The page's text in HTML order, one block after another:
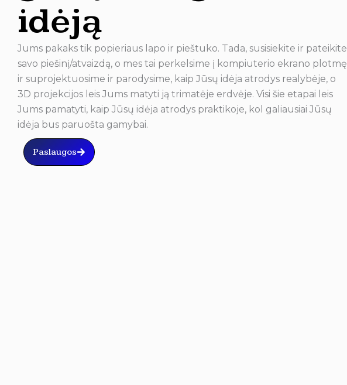
idėją
Jums pakaks tik popieriaus lapo ir pieštuko. Tada, susisiekite ir pateikite
savo piešinį/atvaizdą, o mes tai perkelsime į kompiuterio ekrano plotmę
ir suprojektuosime ir parodysime, kaip Jūsų idėja atrodys realybėje, o
3D projekcijos leis Jums matyti ją trimatėje erdvėje. Visi šie etapai leis
Jums pamatyti, kaip Jūsų idėja atrodys praktikoje, kol galiausiai Jūsų
idėja bus paruošta gamybai.
Paslaugos